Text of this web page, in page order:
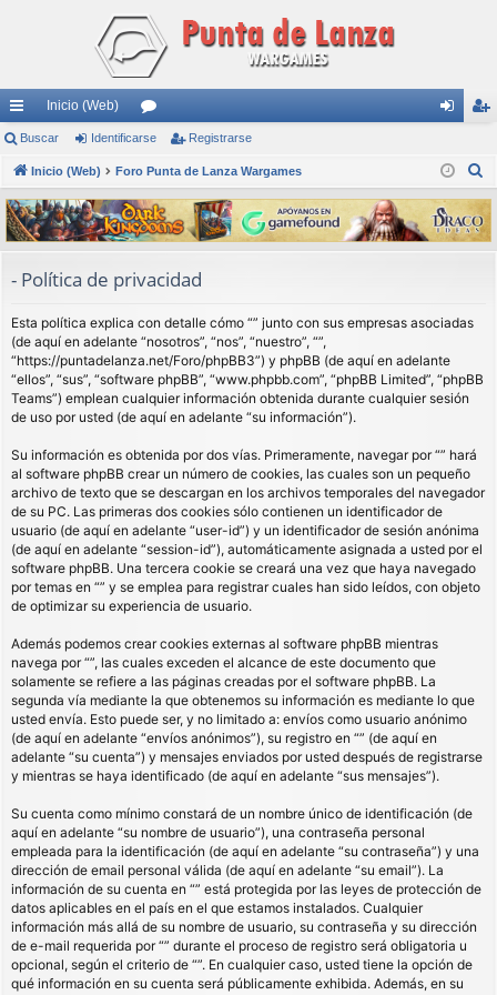
nl
ac
es
rá
s
Inicio (Web)
or
os nti
fic
ar
ist
ra
rs
Buscar Identificarse Registrarse
Inicio (Web) Foro Punta de Lanza Wargames
s
c
- Política de privacidad
Esta política explica con detalle cómo “” junto con sus empresas asociadas
(de aquí en adelante “nosotros”, “nos”, “nuestro”, “”,
“https://puntadelanza.net/Foro/phpBB3”) y phpBB (de aquí en adelante
“ellos”, “sus”, “software phpBB”, “www.phpbb.com”, “phpBB Limited”, “phpBB
Teams”) emplean cualquier información obtenida durante cualquier sesión
de uso por usted (de aquí en adelante “su información”).
Su información es obtenida por dos vías. Primeramente, navegar por “” hará
al software phpBB crear un número de cookies, las cuales son un pequeño
archivo de texto que se descargan en los archivos temporales del navegador
de su PC. Las primeras dos cookies sólo contienen un identificador de
usuario (de aquí en adelante “user-id”) y un identificador de sesión anónima
(de aquí en adelante “session-id”), automáticamente asignada a usted por el
software phpBB. Una tercera cookie se creará una vez que haya navegado
por temas en “” y se emplea para registrar cuales han sido leídos, con objeto
de optimizar su experiencia de usuario.
Además podemos crear cookies externas al software phpBB mientras
navega por “”, las cuales exceden el alcance de este documento que
solamente se refiere a las páginas creadas por el software phpBB. La
segunda vía mediante la que obtenemos su información es mediante lo que
usted envía. Esto puede ser, y no limitado a: envíos como usuario anónimo
(de aquí en adelante “envíos anónimos”), su registro en “” (de aquí en
adelante “su cuenta”) y mensajes enviados por usted después de registrarse
y mientras se haya identificado (de aquí en adelante “sus mensajes”).
Su cuenta como mínimo constará de un nombre único de identificación (de
aquí en adelante “su nombre de usuario”), una contraseña personal
empleada para la identificación (de aquí en adelante “su contraseña”) y una
dirección de email personal válida (de aquí en adelante “su email”). La
información de su cuenta en “” está protegida por las leyes de protección de
datos aplicables en el país en el que estamos instalados. Cualquier
información más allá de su nombre de usuario, su contraseña y su dirección
de e-mail requerida por “” durante el proceso de registro será obligatoria u
opcional, según el criterio de “”. En cualquier caso, usted tiene la opción de
qué información en su cuenta será públicamente exhibida. Además, en su